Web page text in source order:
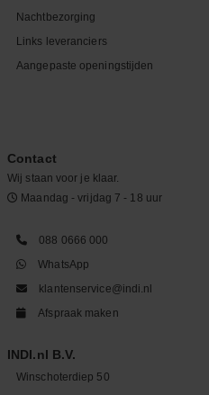
Nachtbezorging
Links leveranciers
Aangepaste openingstijden
Contact
Wij staan voor je klaar.
Maandag - vrijdag 7 - 18 uur
088 0666 000
WhatsApp
klantenservice@indi.nl
Afspraak maken
INDI.nl B.V.
Winschoterdiep 50